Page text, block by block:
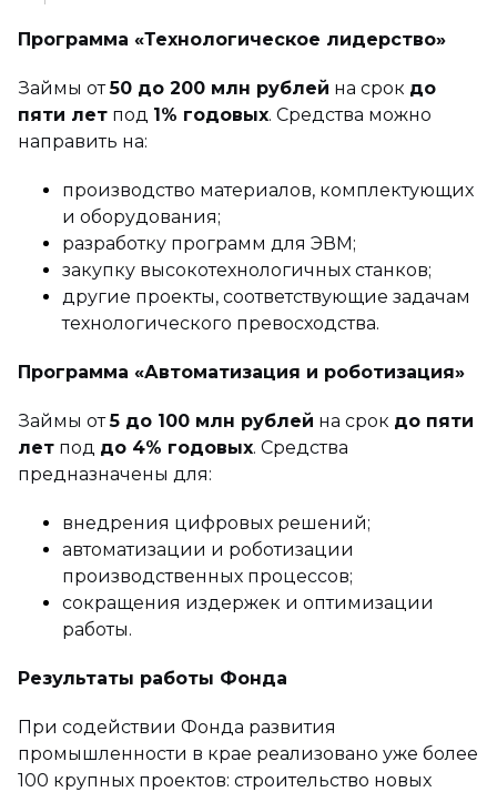
Программа «Технологическое лидерство»
Займы от50 до 200 млн рублей на срок до
пяти лет под 1% годовых. Средства можно
направить на:
производство материалов, комплектующих
и оборудования;
разработку программ для ЭВМ;
закупку высокотехнологичных станков;
другие проекты, соответствующие задачам
технологического превосходства.
Программа «Автоматизация и роботизация»
Займы от5 до 100 млн рублей на срок до пяти
лет под до 4% годовых. Средства
предназначены для:
внедрения цифровых решений;
автоматизации и роботизации
производственных процессов;
сокращения издержек и оптимизации
работы.
Результаты работы Фонда
При содействии Фонда развития
промышленности в крае реализовано уже более
100 крупных проектов: строительство новых